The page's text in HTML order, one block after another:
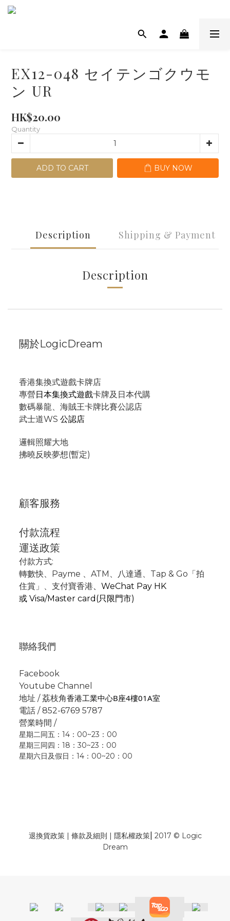
EX12-048 セイテンゴクウモ
ン UR
HK$20.00
Quantity
ADD TO CART BUY NOW
Description Shipping & Payment
Description
關於LogicDream
香港集換式遊戲卡牌店
專營日本集換式遊戲卡牌及日本代購
數碼暴龍、海賊王卡牌比賽公認店
武士道WS 公認店
邏輯照耀大地
拂曉反映夢想(暫定)
顧客服務
付款流程
運送政策
付款方式:
轉數快、Payme 、 ATM 、
八達通、Tap & Go「拍
住賞」 、支付寶香港、 WeChat Pay HK
或 Visa/Master card(只限門市)
聯絡我們
Facebook
Youtube Channel
地址 / 荔枝角香港工業中心B座4樓01A室
電話 / 852-6769 5787
營業時間 /
星期二同五：14：00~23：00
星期三同四：18：30~23：00
星期六日及假日：14：00~20：00
退換貨政策| 條款及細則 | 隱私權政策| 2017 © Logic
Dream